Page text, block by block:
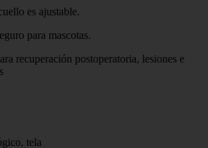
es ajustable.
para mascotas.
recuperación postoperatoria, lesiones e
tela